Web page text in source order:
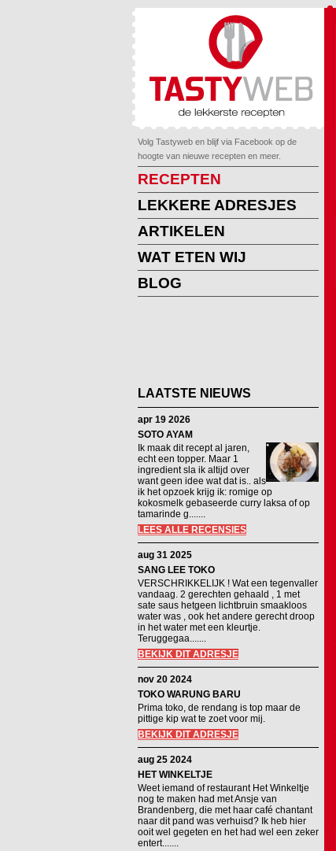
Volg Tastyweb en blijf via Facebook op de
hoogte van nieuwe recepten en meer.
RECEPTEN
LEKKERE ADRESJES
ARTIKELEN
WAT ETEN WIJ
BLOG
LAATSTE NIEUWS
apr 19 2026
SOTO AYAM
Ik maak dit recept al jaren,
echt een topper. Maar 1
ingredient sla ik altijd over
want geen idee wat dat is.. als
ik het opzoek krijg ik: romige op
kokosmelk gebaseerde curry laksa of op
tamarinde g.......
LEES ALLE RECENSIES
aug 31 2025
SANG LEE TOKO
VERSCHRIKKELIJK ! Wat een tegenvaller
vandaag. 2 gerechten gehaald , 1 met
sate saus hetgeen lichtbruin smaakloos
water was , ook het andere gerecht droop
in het water met een kleurtje.
Teruggegaa.......
BEKIJK DIT ADRESJE
nov 20 2024
TOKO WARUNG BARU
Prima toko, de rendang is top maar de
pittige kip wat te zoet voor mij.
BEKIJK DIT ADRESJE
aug 25 2024
HET WINKELTJE
Weet iemand of restaurant Het Winkeltje
nog te maken had met Ansje van
Brandenberg, die met haar café chantant
naar dit pand was verhuisd? Ik heb hier
ooit wel gegeten en het had wel een zeker
entert.......